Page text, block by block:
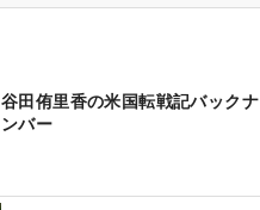
谷田侑里香の米国転戦記バックナ
ンバー